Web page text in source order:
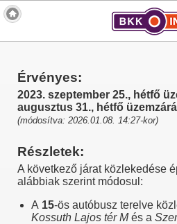
Érvényes:
2023. szeptember 25., hétfő
augusztus 31., hétfő
(módosítva: 2026.01.08. 14:27-kor)
Részletek:
A következő járat közlekedése
alábbiak szerint módosul:
A 15-ös autóbusz terelve
Kossuth Lajos tér Més a